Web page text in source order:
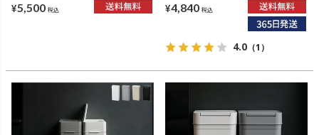
¥5,500 税込 ¥4,840 税込
4.0 （1）